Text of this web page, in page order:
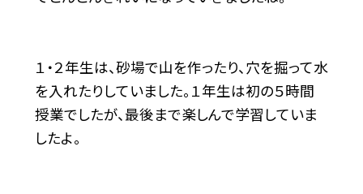
１・２年生は、砂場で山を作ったり、穴を掘って水
を入れたりしていました。１年生は初の５時間
授業でしたが、最後まで楽しんで学習していま
したよ。